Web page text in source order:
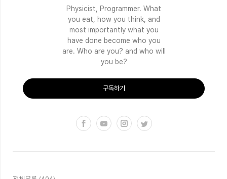
Physicist, Programmer. What
you eat, how you think, and
most importantly what you
have done become who you
are. Who are you? and who will
you be?
구독하기